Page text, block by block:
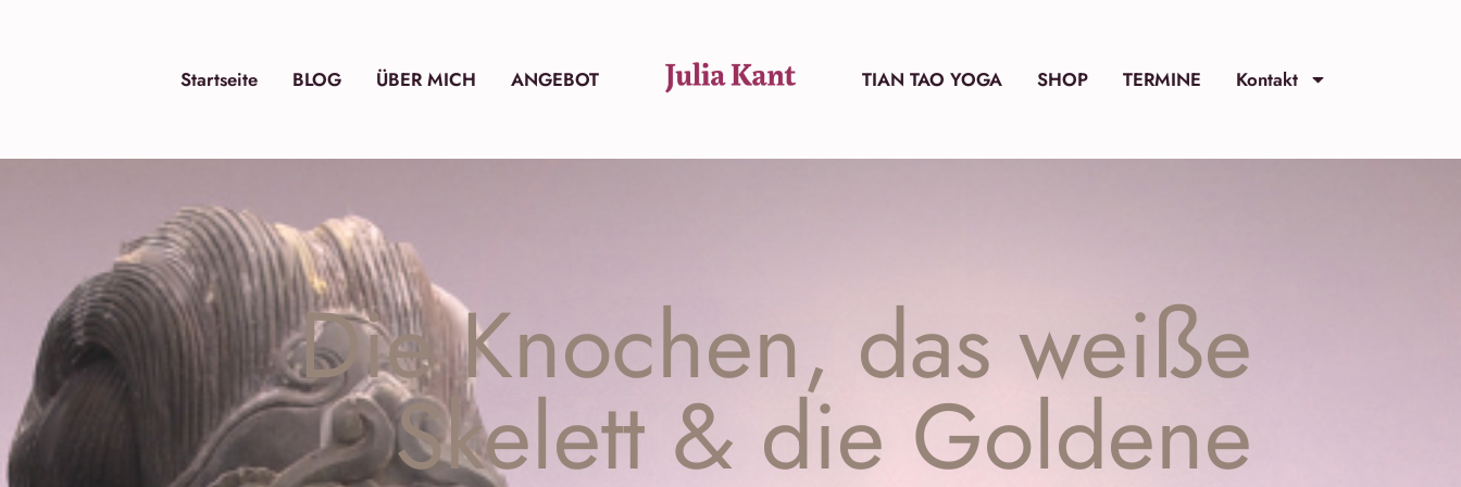
TIAN TAO YOGA SHOP TERMINE Kontakt
Startseite BLOG ÜBER MICH ANGEBOT
Die Knochen, das weiße
Skelett & die Goldene